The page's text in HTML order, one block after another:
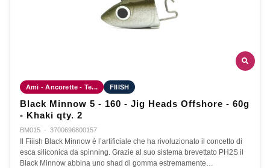
Ami - Ancorette - Te... FIIISH
Black Minnow 5 - 160 - Jig Heads Offshore - 60g
- Khaki qty. 2
BM015 · 3700696800157
Il Fiiish Black Minnow è l’artificiale che ha rivoluzionato il concetto di
esca siliconica da spinning. Grazie al suo sistema brevettato PH2S il
Black Minnow abbina uno shad di gomma estremamente…